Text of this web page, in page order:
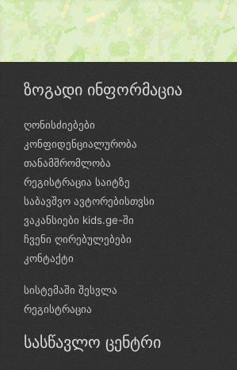
ზოგადი ინფორმაცია
ღონისძიებები
კონფიდენციალურობა
თანამშრომლობა
რეგისტრაცია საიტზე
საბავშვო ავტორებისთვსი
ვაკანსიები kids.ge-ში
ჩვენი ღირებულებები
კონტაქტი
სისტემაში შესვლა
რეგისტრაცია
სასწავლო ცენტრი